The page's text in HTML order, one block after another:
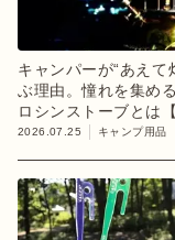
キャンパーが“あえて
ぶ理由。憧れを集め
ロシンストーブとは
のキャンプギア】
2026.07.25 キャンプ用品